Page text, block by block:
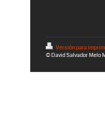
Versión para
© David Salvador Melo